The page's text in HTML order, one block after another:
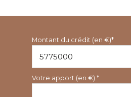
Montant du crédit (en €)*
Votre apport (en €) *